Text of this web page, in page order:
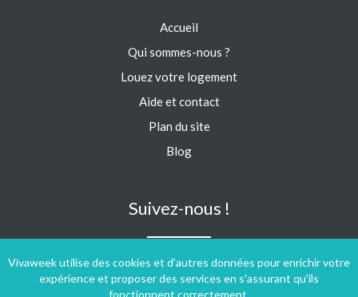
Vivaweek utilise des cookies et d'autres données pour enrichir votre
expérience et proposer des services en s'assurant qu'ils
fonctionnent correctement.
Accueil
Qui sommes-nous ?
Louez votre logement
Aide et contact
Plan du site
Blog
Suivez-nous !